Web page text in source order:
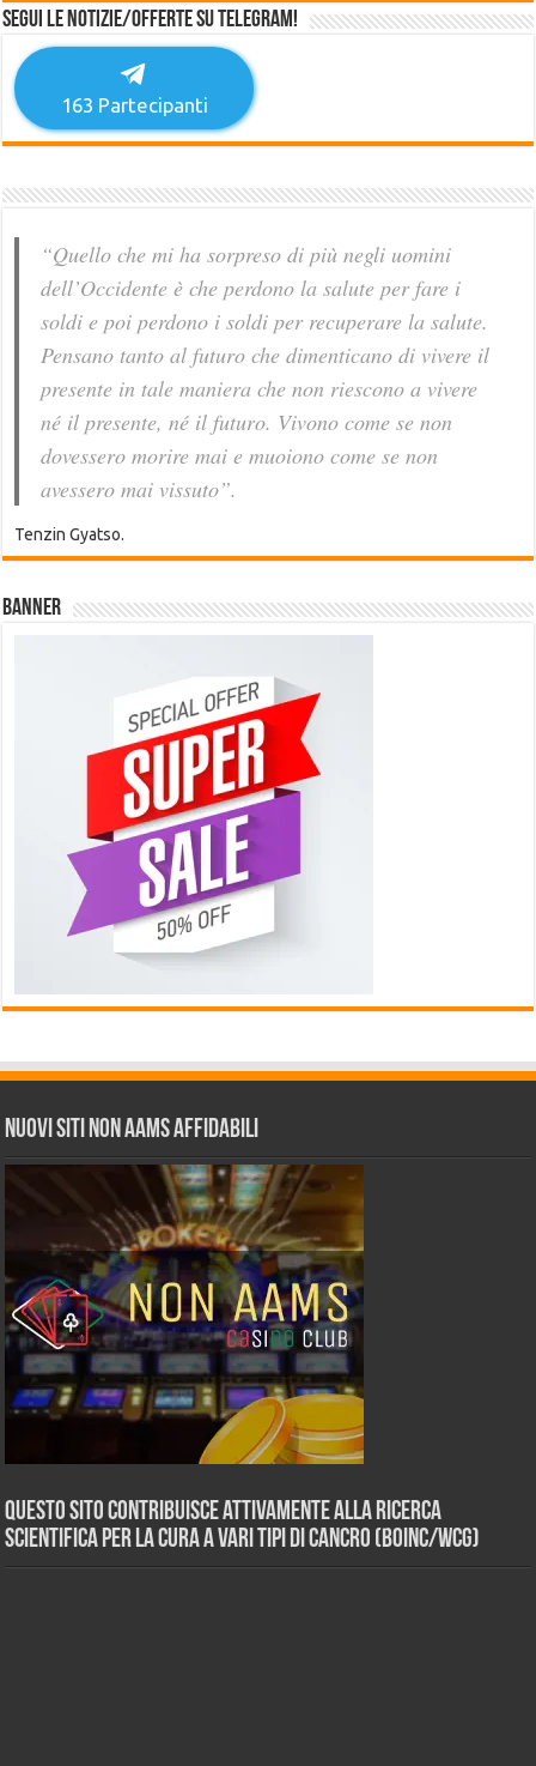
Segui le notizie/offerte su Telegram!
163 Partecipanti
“Quello che mi ha sorpreso di più negli uomini
dell’Occidente è che perdono la salute per fare i
soldi e poi perdono i soldi per recuperare la salute.
Pensano tanto al futuro che dimenticano di vivere il
presente in tale maniera che non riescono a vivere
né il presente, né il futuro. Vivono come se non
dovessero morire mai e muoiono come se non
avessero mai vissuto”.
Tenzin Gyatso.
Banner
Nuovi siti non AAMS affidabili
Questo sito contribuisce attivamente alla ricerca
scientifica per la cura a vari tipi di Cancro (BOINC/WCG)